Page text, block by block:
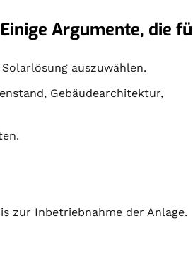
Argumente, die
auszuwählen.
Gebäudearchitektur,
zur Inbetriebnahme der Anlage.